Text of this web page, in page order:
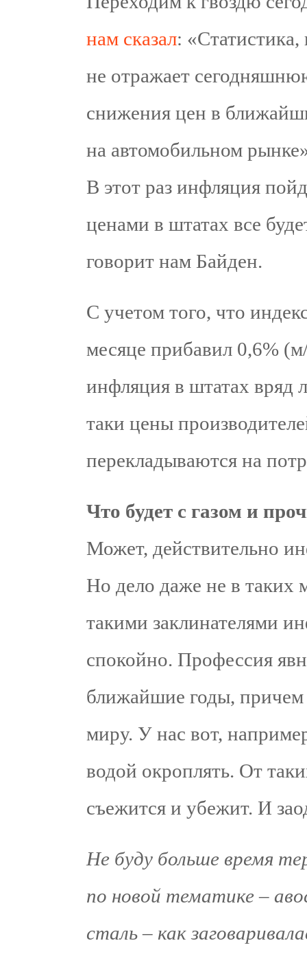
нам сказал: «Статистика,
не отражает
снижения цен в
на автомобильном
В этот раз инфляция
ценами в штатах все
говорит нам Байден.
С учетом того, что
месяце прибавил 0,6%
инфляция в штатах вряд
таки цены
перекладываются на
Что будет с газом и
Может, действительно
Но дело даже не в таких
такими заклинателями
спокойно. Профессия
ближайшие годы,
миру. У нас вот,
водой окроплять. От
съежится и убежит. И
Не буду больше время
по новой тематике –
сталь – как